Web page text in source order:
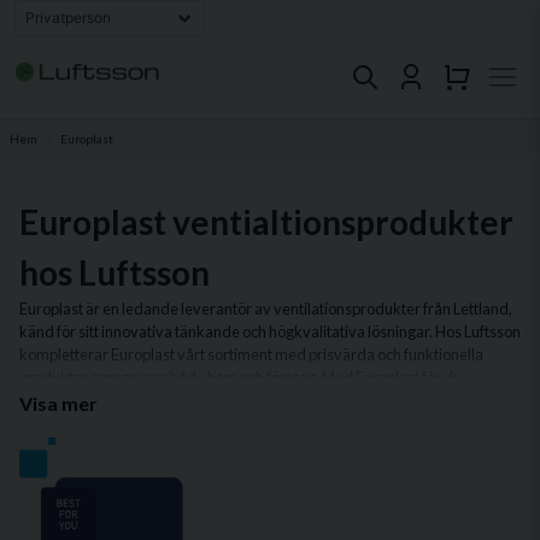
Hem Europlast
Europlast ventialtionsprodukter
hos Luftsson
Europlast är en ledande leverantör av ventilationsprodukter från Lettland,
känd för sitt innovativa tänkande och högkvalitativa lösningar. Hos Luftsson
kompletterar Europlast vårt sortiment med prisvärda och funktionella
produkter som är designade för att vara både hållbara och enkla att
ventilationskanaler och ljuddämpare till stilrena galler och kåpor.
Produkterna är perfekta för att skapa ett energieffektivt ventilationssystem
Visa mer